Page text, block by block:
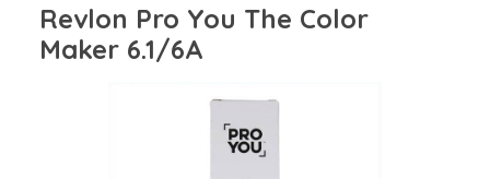
Revlon Pro You The Color
Maker 6.1/6A